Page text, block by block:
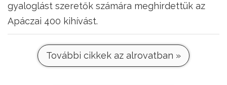
gyaloglást szeretők számára meghirdettük az
Apáczai 400 kihívást.
További cikkek az alrovatban »